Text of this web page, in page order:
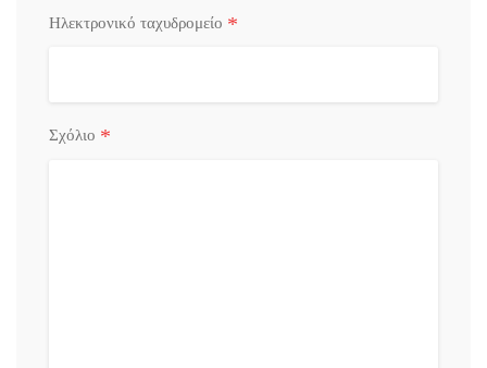
Ηλεκτρονικό ταχυδρομείο *
Σχόλιο *